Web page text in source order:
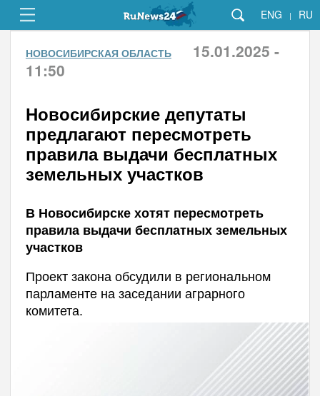
ENG | RU
НОВОСИБИРСКАЯ ОБЛАСТЬ
15.01.2025 -
11:50
Новосибирские депутаты
предлагают пересмотреть
правила выдачи бесплатных
земельных участков
В Новосибирске хотят пересмотреть
правила выдачи бесплатных земельных
участков
Проект закона обсудили в региональном
парламенте на заседании аграрного
комитета.